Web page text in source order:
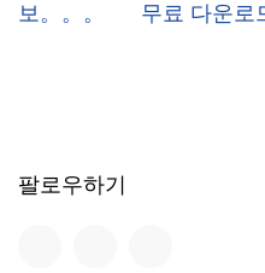
보。。。
무료 다운로
팔로우하기